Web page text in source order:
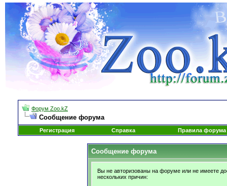
Форум Zoo.kZ
Сообщение форума
Регистрация Справка Правила форума
Сообщение форума
Вы не авторизованы на форуме или не имеете
нескольких причин: